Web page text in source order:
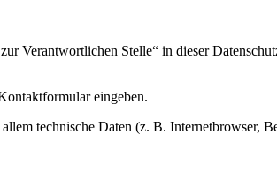
Verantwortlichen Stelle“ in dieser
eingeben.
technische Daten (z. B. Internetbrowser,